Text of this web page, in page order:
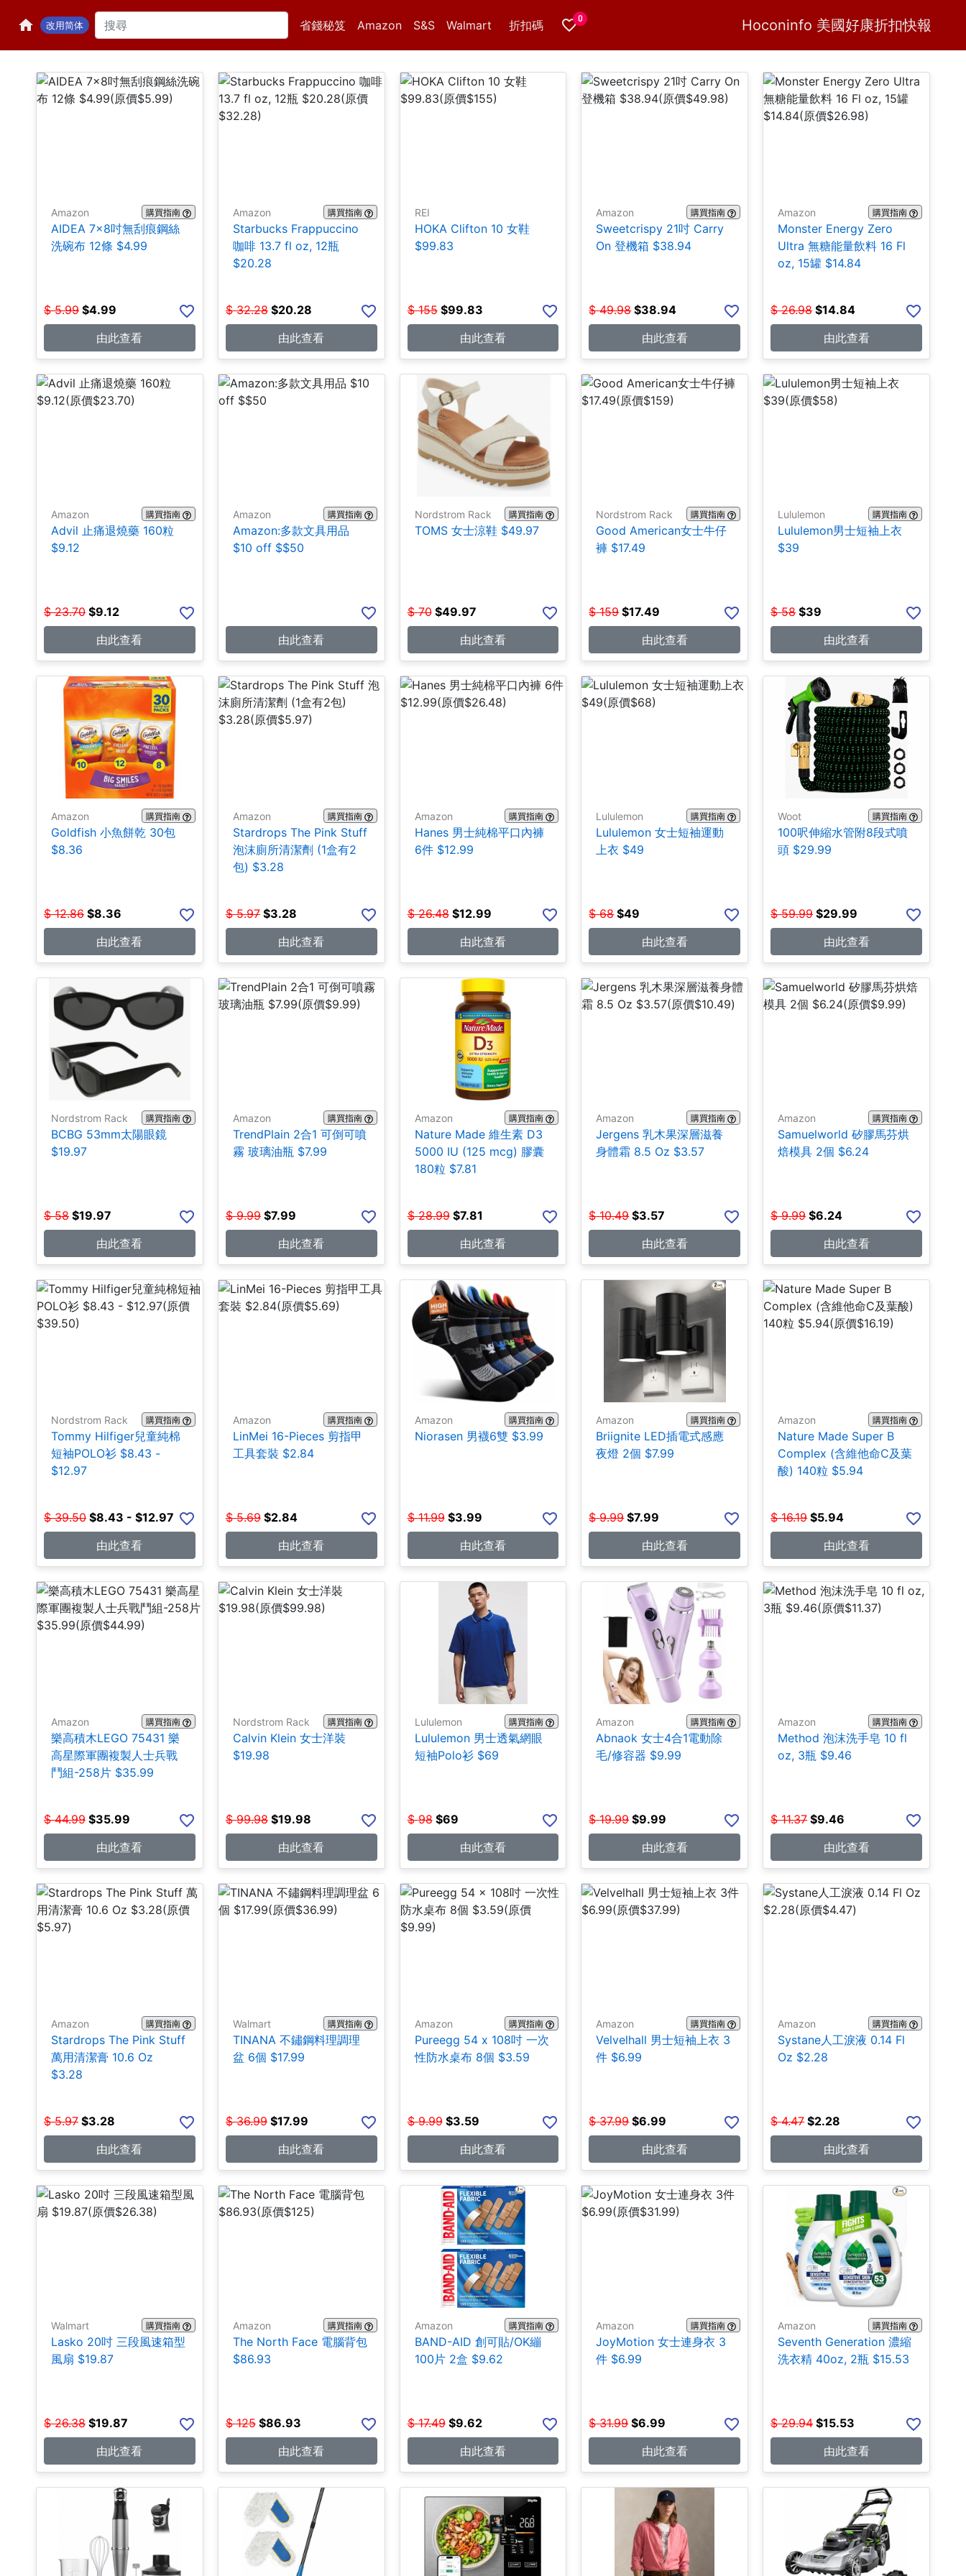
改用简体 省錢秘笈 Amazon S&S Walmart 折扣碼 0 Hoconinfo 美國好康折扣快報
H Home
Amazon 購買指南
AIDEA 7×8吋無刮痕鋼絲
洗碗布 12條 $4.99
$ 5.99 $4.99
由此查看
Amazon 購買指南
Starbucks Frappuccino
咖啡 13.7 fl oz, 12瓶
$20.28
$ 32.28 $20.28
由此查看
REI
HOKA Clifton 10 女鞋
$99.83
$ 155 $99.83
由此查看
Amazon 購買指南
Sweetcrispy 21吋 Carry
On 登機箱 $38.94
$ 49.98 $38.94
由此查看
Amazon 購買指南
Monster Energy Zero
Ultra 無糖能量飲料 16 Fl
oz, 15罐 $14.84
$ 26.98 $14.84
由此查看
Amazon 購買指南
Advil 止痛退燒藥 160粒
$9.12
$ 23.70 $9.12
由此查看
Amazon 購買指南
Amazon:多款文具用品
$10 off $$50
由此查看
Nordstrom Rack 購買指南
TOMS 女士涼鞋 $49.97
$ 70 $49.97
由此查看
Nordstrom Rack 購買指南
Good American女士牛仔
褲 $17.49
$ 159 $17.49
由此查看
Lululemon 購買指南
Lululemon男士短袖上衣
$39
$ 58 $39
由此查看
Amazon 購買指南
Goldfish 小魚餅乾 30包
$8.36
$ 12.86 $8.36
由此查看
Amazon 購買指南
Stardrops The Pink Stuff
泡沫廁所清潔劑 (1盒有2
包) $3.28
$ 5.97 $3.28
由此查看
Amazon 購買指南
Hanes 男士純棉平口內褲
6件 $12.99
$ 26.48 $12.99
由此查看
Lululemon 購買指南
Lululemon 女士短袖運動
上衣 $49
$ 68 $49
由此查看
Woot 購買指南
100呎伸縮水管附8段式噴
頭 $29.99
$ 59.99 $29.99
由此查看
Nordstrom Rack 購買指南
BCBG 53mm太陽眼鏡
$19.97
$ 58 $19.97
由此查看
Amazon 購買指南
TrendPlain 2合1 可倒可噴
霧 玻璃油瓶 $7.99
$ 9.99 $7.99
由此查看
Amazon 購買指南
Nature Made 維生素 D3
5000 IU (125 mcg) 膠囊
180粒 $7.81
$ 28.99 $7.81
由此查看
Amazon 購買指南
Jergens 乳木果深層滋養
身體霜 8.5 Oz $3.57
$ 10.49 $3.57
由此查看
Amazon 購買指南
Samuelworld 矽膠馬芬烘
焙模具 2個 $6.24
$ 9.99 $6.24
由此查看
Nordstrom Rack 購買指南
Tommy Hilfiger兒童純棉
短袖POLO衫 $8.43 -
$12.97
$ 39.50 $8.43 - $12.97
由此查看
Amazon 購買指南
LinMei 16-Pieces 剪指甲
工具套裝 $2.84
$ 5.69 $2.84
由此查看
Amazon 購買指南
Niorasen 男襪6雙 $3.99
$ 11.99 $3.99
由此查看
Amazon 購買指南
Briignite LED插電式感應
夜燈 2個 $7.99
$ 9.99 $7.99
由此查看
Amazon 購買指南
Nature Made Super B
Complex (含維他命C及葉
酸) 140粒 $5.94
$ 16.19 $5.94
由此查看
Amazon 購買指南
樂高積木LEGO 75431 樂
高星際軍團複製人士兵戰
鬥組-258片 $35.99
$ 44.99 $35.99
由此查看
Nordstrom Rack 購買指南
Calvin Klein 女士洋裝
$19.98
$ 99.98 $19.98
由此查看
Lululemon 購買指南
Lululemon 男士透氣網眼
短袖Polo衫 $69
$ 98 $69
由此查看
Amazon 購買指南
Abnaok 女士4合1電動除
毛/修容器 $9.99
$ 19.99 $9.99
由此查看
Amazon 購買指南
Method 泡沫洗手皂 10 fl
oz, 3瓶 $9.46
$ 11.37 $9.46
由此查看
Amazon 購買指南
Stardrops The Pink Stuff
萬用清潔膏 10.6 Oz
$3.28
$ 5.97 $3.28
由此查看
Walmart 購買指南
TINANA 不鏽鋼料理調理
盆 6個 $17.99
$ 36.99 $17.99
由此查看
Amazon 購買指南
Pureegg 54 x 108吋 一次
性防水桌布 8個 $3.59
$ 9.99 $3.59
由此查看
Amazon 購買指南
Velvelhall 男士短袖上衣 3
件 $6.99
$ 37.99 $6.99
由此查看
Amazon 購買指南
Systane人工淚液 0.14 Fl
Oz $2.28
$ 4.47 $2.28
由此查看
Walmart 購買指南
Lasko 20吋 三段風速箱型
風扇 $19.87
$ 26.38 $19.87
由此查看
Amazon 購買指南
The North Face 電腦背包
$86.93
$ 125 $86.93
由此查看
Amazon 購買指南
BAND-AID 創可貼/OK繃
100片 2盒 $9.62
$ 17.49 $9.62
由此查看
Amazon 購買指南
JoyMotion 女士連身衣 3
件 $6.99
$ 31.99 $6.99
由此查看
Amazon 購買指南
Seventh Generation 濃縮
洗衣精 40oz, 2瓶 $15.53
$ 29.94 $15.53
由此查看